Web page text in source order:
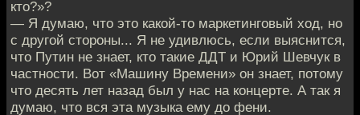
кто?»?
— Я думаю, что это какой-то маркетинговый ход, но
с другой стороны... Я не удивлюсь, если выяснится,
что Путин не знает, кто такие ДДТ и Юрий Шевчук в
частности. Вот «Машину Времени» он знает, потому
что десять лет назад был у нас на концерте. А так я
думаю, что вся эта музыка ему до фени.